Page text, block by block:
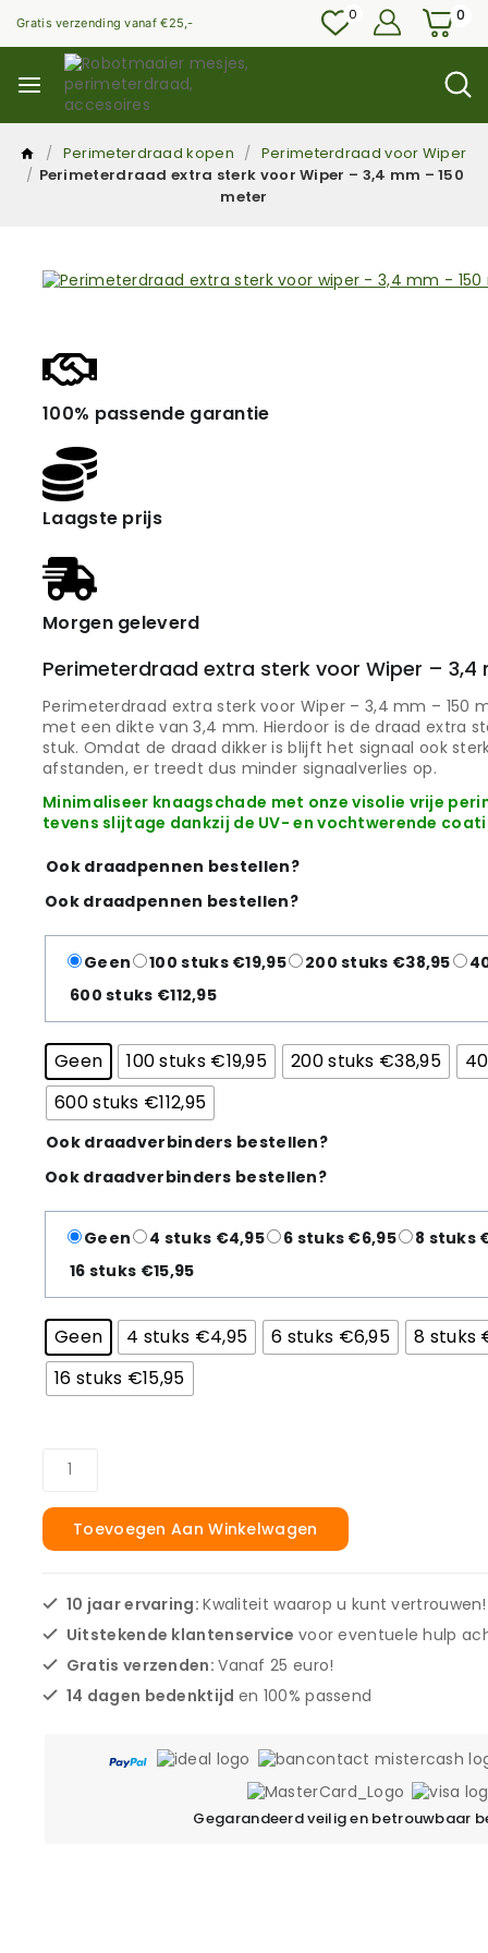
Gratis verzending vanaf €25,- 0 0
/ Perimeterdraad kopen / Perimeterdraad voor Wiper
/ Perimeterdraad extra sterk voor Wiper – 3,4 mm – 150
meter
100% passende garantie
Laagste prijs
Morgen geleverd
Perimeterdraad extra sterk voor Wiper – 3,4
Perimeterdraad extra sterk voor Wiper – 3,4 mm – 150
met een dikte van 3,4 mm. Hierdoor is de draad extra
stuk. Omdat de draad dikker is blijft het signaal ook
afstanden, er treedt dus minder signaalverlies op.
Minimaliseer knaagschade met onze visolie vrije
tevens slijtage dankzij de UV- en vochtwerende
Ook draadpennen bestellen?
Ook draadpennen bestellen?
Geen 100 stuks €19,95 200 stuks €38,95
600 stuks €112,95
Geen 100 stuks €19,95 200 stuks €38,95
600 stuks €112,95
Ook draadverbinders bestellen?
Ook draadverbinders bestellen?
Geen 4 stuks €4,95 6 stuks €6,95
8 stuks
16 stuks €15,95
Geen 4 stuks €4,95 6 stuks €6,95
8 stuks
16 stuks €15,95
Toevoegen Aan Winkelwagen
10 jaar ervaring:Kwaliteit waarop u kunt vertrouwen!
Uitstekende klantenservice voor eventuele hulp
Gratis verzenden:Vanaf 25 euro!
14 dagen bedenktijd en 100% passend
Gegarandeerd veilig en betrouwbaar